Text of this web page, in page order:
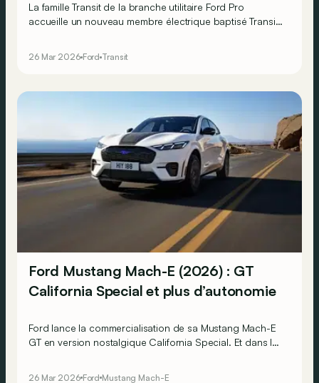
La famille Transit de la branche utilitaire Ford Pro
accueille un nouveau membre électrique baptisé Transit
Ford sur ce projet, ce Transit City se veut plus abordable
26 Mar 2026 Ford Transit
Ford Mustang Mach-E (2026) : GT
California Special et plus d’autonomie
Ford lance la commercialisation de sa Mustang Mach-E
GT en version nostalgique California Special. Et dans la
26 Mar 2026 Ford Mustang Mach-E